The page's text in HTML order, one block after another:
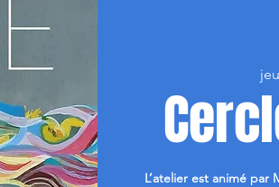
L’atelier est animé par